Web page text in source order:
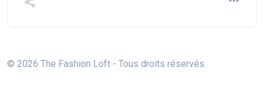
© 2026 The Fashion Loft - Tous droits réservés